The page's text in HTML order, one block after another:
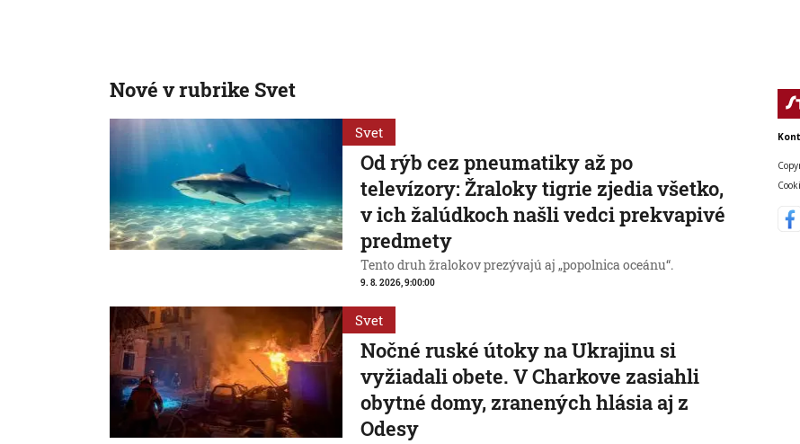
Nové v rubrike Svet
Svet
Od rýb cez pneumatiky až po
televízory: Žraloky tigrie zjedia všetko,
v ich žalúdkoch našli vedci prekvapivé
predmety
Tento druh žralokov prezývajú aj „popolnica oceánu“.
9. 8. 2026, 9:00:00
Svet
Nočné ruské útoky na Ukrajinu si
vyžiadali obete. V Charkove zasiahli
obytné domy, zranených hlásia aj z
Odesy